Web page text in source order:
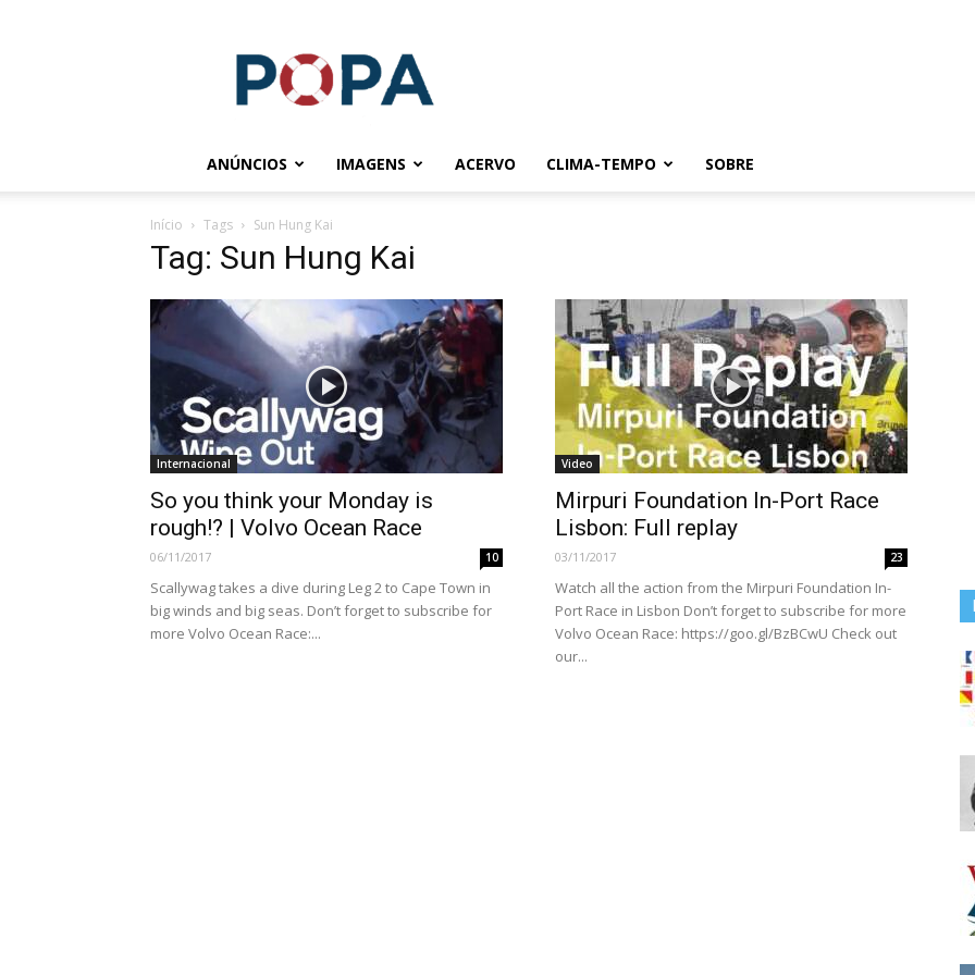
ANÚNCIOS IMAGENS ACERVO CLIMA-TEMPO SOBRE
Início Tags Sun Hung Kai
Tag: Sun Hung Kai
Internacional
So you think your Monday is
rough!? | Volvo Ocean Race
06/11/2017 10
Scallywag takes a dive during Leg 2 to Cape Town in
big winds and big seas. Don’t forget to subscribe for
more Volvo Ocean Race:...
Video
Mirpuri Foundation In-Port Race
Lisbon: Full replay
03/11/2017 23
Watch all the action from the Mirpuri Foundation In-
Port Race in Lisbon Don’t forget to subscribe for more
Volvo Ocean Race: https://goo.gl/BzBCwU Check out
our...